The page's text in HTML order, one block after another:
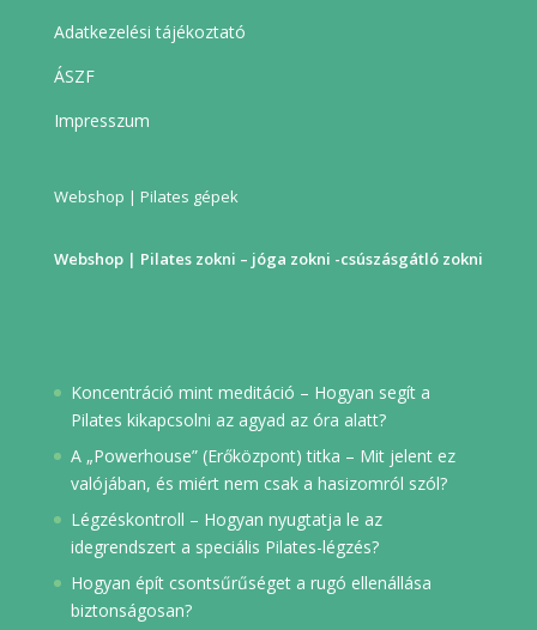
Adatkezelési tájékoztató
ÁSZF
Impresszum
Webshop | Pilates gépek
Webshop | Pilates zokni – jóga zokni -csúszásgátló zokni
Koncentráció mint meditáció – Hogyan segít a
Pilates kikapcsolni az agyad az óra alatt?
A „Powerhouse” (Erőközpont) titka – Mit jelent ez
valójában, és miért nem csak a hasizomról szól?
Légzéskontroll – Hogyan nyugtatja le az
idegrendszert a speciális Pilates-légzés?
Hogyan épít csontsűrűséget a rugó ellenállása
biztonságosan?